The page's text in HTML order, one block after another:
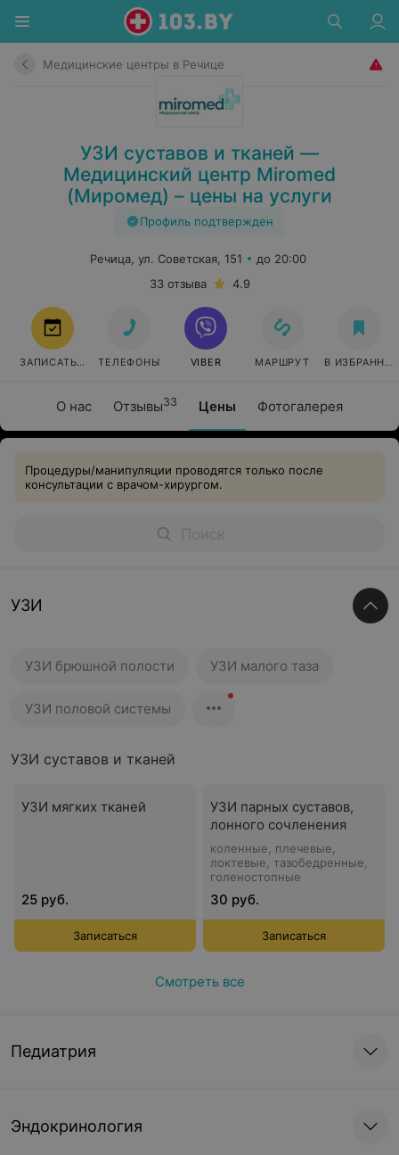
Медицинские центры в Речице
УЗИ суставов и тканей —
Медицинский центр Miromed
(Миромед) – цены на услуги
Профиль подтвержден
О нас Отзывы33 Цены Фотогалерея
Речица, ул. Советская, 151
до 20:00
33 отзыва
4.9
ЗАПИСАТЬСЯ ТЕЛЕФОНЫ VIBER МАРШРУТ В ИЗБРАННОЕ
Процедуры/манипуляции проводятся только после
консультации с врачом-хирургом.
УЗИ
УЗИ брюшной полости УЗИ малого таза
УЗИ половой системы
УЗИ суставов и тканей
УЗИ мягких тканей
25 руб.
Записаться
УЗИ парных суставов,
лонного сочленения
коленные, плечевые,
локтевые, тазобедренные,
голеностопные
30 руб.
Записаться
Смотреть все
Педиатрия
Эндокринология